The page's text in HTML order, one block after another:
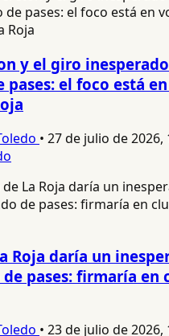
y el giro
pases: el foco está
• 27 de julio de 2026,
Roja daría un
pases: firmaría en
• 23 de julio de 2026,